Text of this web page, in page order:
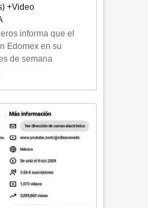
+Video
informa que el
Edomex en su
de semana